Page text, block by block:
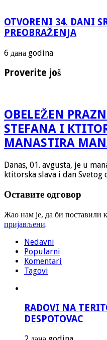
OTVORENI 34. DANI
PREOBRAŽENJA
6 дана godina
Proverite još
OBELEŽEN
STEFANA I
MANASTIRA
Danas, 01. avgusta, je u
ktitorska slava i dan Svetog
Оставите одговор
Жао нам је, да би поставили
пријављени.
Nedavni
Popularni
Komentari
Tagovi
RADOVI NA
DESPOTOVAC